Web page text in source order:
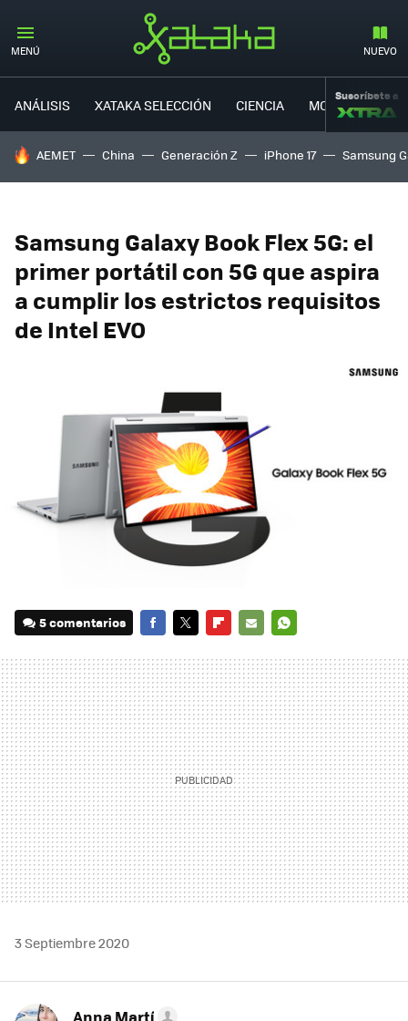
MENÚ NUEVO
ANÁLISIS XATAKA SELECCIÓN CIENCIA MOVILIDAD
Suscríbete a
HOY SE HABLA DE
AEMET China Generación Z iPhone 17 Samsung
Samsung Galaxy Book Flex 5G: el
primer portátil con 5G que aspira
a cumplir los estrictos requisitos
de Intel EVO
5 comentarios
MAIL
3 Septiembre 2020
Anna Martí